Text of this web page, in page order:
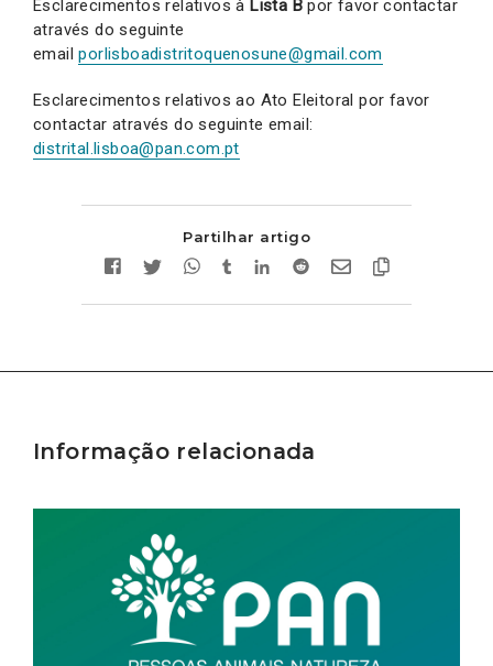
Esclarecimentos relativos à Lista Bpor favor contactar
através do seguinte
emailporlisboadistritoquenosune@gmail.com
Esclarecimentos relativos ao Ato Eleitoral por favor
contactar através do seguinte email:
distrital.lisboa@pan.com.pt
Partilhar artigo
Informação relacionada